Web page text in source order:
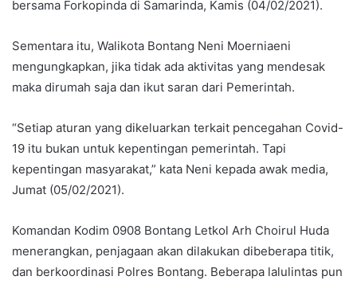
bersama Forkopinda di Samarinda, Kamis (04/02/2021).
Sementara itu, Walikota Bontang Neni Moerniaeni
mengungkapkan, jika tidak ada aktivitas yang mendesak
maka dirumah saja dan ikut saran dari Pemerintah.
“Setiap aturan yang dikeluarkan terkait pencegahan Covid-
19 itu bukan untuk kepentingan pemerintah. Tapi
kepentingan masyarakat,” kata Neni kepada awak media,
Jumat (05/02/2021).
Komandan Kodim 0908 Bontang Letkol Arh Choirul Huda
menerangkan, penjagaan akan dilakukan dibeberapa titik,
dan berkoordinasi Polres Bontang. Beberapa lalulintas pun